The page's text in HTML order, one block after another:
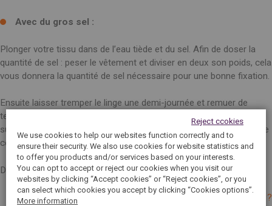
Avec du gros sel :
Plonger votre tissu dans de l’eau tiède et du sel. Afin de doser la
quantité de sel : peser le vêtement et diviser en deux son poids, cela
vous donnera la quantité de sel nécessaire pour une bonne fixation.
Ensuite laisser tremper le linge une demi-journée et remuer de
temps en temps à l’aide d’une spatule en bois. Pour finir il vous
suffit de rincer votre vêtement. Si la couleur dégorge encore lors de
cette étape, renouveler l’opération.
Découvrez aussi :Comment préserver les couleurs du linge ?
Comment vérifier si une couleur peut déteindre ?
We use cookies to help our websites function correctly and to
ensure their security. We also use cookies for website statistics and
to offer you products and/or services based on your interests.
You can opt to accept or reject our cookies when you visit our
websites by clicking “Accept cookies” or “Reject cookies”, or you
can select which cookies you accept by clicking “Cookies options”.
More information
Reject ccokies